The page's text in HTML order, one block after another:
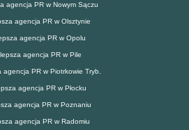
agencja PR w Nowym Sączu
agencja PR w Olsztynie
agencja PR w Opolu
agencja PR w Pile
agencja PR w Piotrkowie Tryb.
agencja PR w Płocku
agencja PR w Poznaniu
agencja PR w Radomiu